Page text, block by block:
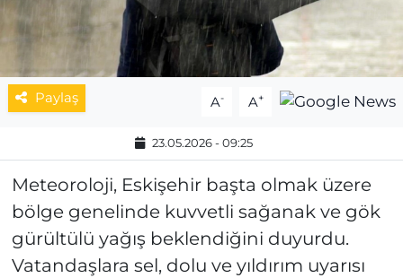
Paylaş A- A+
23.05.2026 - 09:25
Meteoroloji, Eskişehir başta olmak üzere
bölge genelinde kuvvetli sağanak ve gök
gürültülü yağış beklendiğini duyurdu.
Vatandaşlara sel, dolu ve yıldırım uyarısı